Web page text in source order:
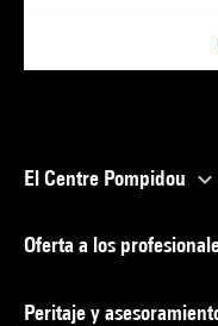
El Centre Pompidou
Oferta a los
Peritaje y